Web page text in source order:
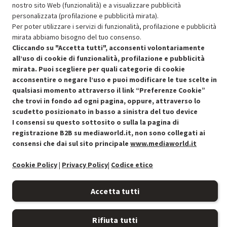
Risparmio garantito rispetto al corrispondente prodotto nuovo.
Condizioni generali di vendita
Cookie Policy
Preferenze cookie
nostro sito Web (funzionalità) e a visualizzare pubblicità
personalizzata (profilazione e pubblicità mirata).
Per poter utilizzare i servizi di funzionalità, profilazione e pubblicità
mirata abbiamo bisogno del tuo consenso.
Cliccando su "Accetta tutti", acconsenti volontariamente
all’uso di cookie di funzionalità, profilazione e pubblicità
mirata. Puoi scegliere per quali categorie di cookie
acconsentire o negare l’uso e puoi modificare le tue scelte in
qualsiasi momento attraverso il link “Preferenze Cookie”
che trovi in fondo ad ogni pagina, oppure, attraverso lo
scudetto posizionato in basso a sinistra del tuo device
I consensi su questo sottosito o sulla la pagina di
registrazione B2B su mediaworld.it, non sono collegati ai
consensi che dai sul sito principale www.mediaworld.it
Cookie Policy| Privacy Policy| Codice etico
Accetta tutti
Rifiuta tutti